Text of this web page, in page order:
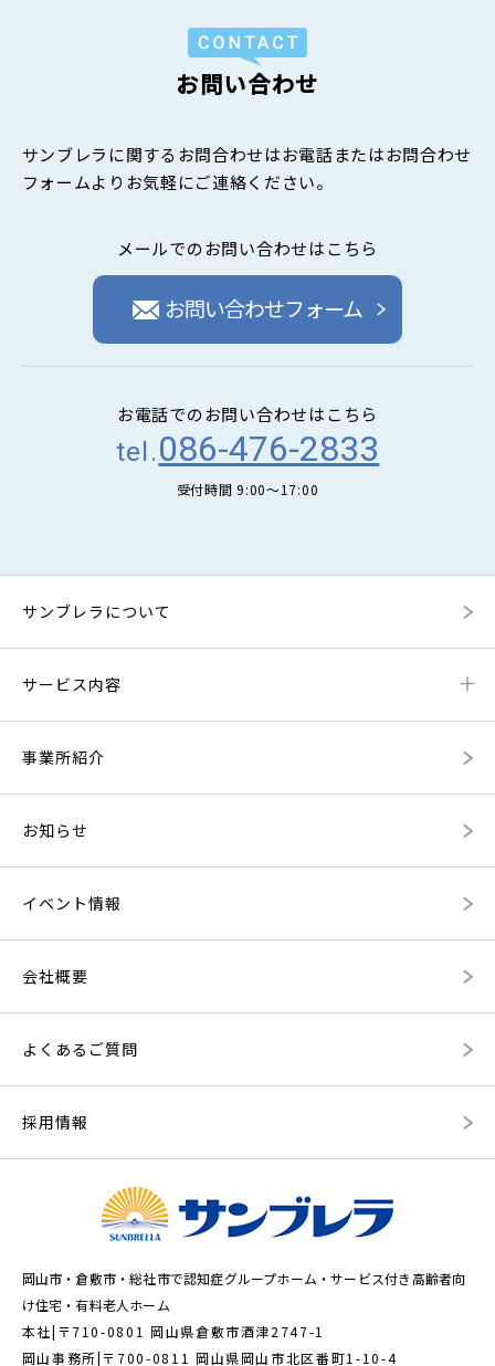
お問い合わせ
サンブレラに関するお問合わせはお電話またはお問合わせ
フォームよりお気軽にご連絡ください。
お電話でのお問い合わせはこちら
tel.086-476-2833
受付時間 9:00〜17:00
メールでのお問い合わせはこちら
お問い合わせフォーム
サンブレラについて
サービス内容
事業所紹介
お知らせ
イベント情報
会社概要
よくあるご質問
採用情報
岡山市・倉敷市・総社市で認知症グループホーム・サービス付き高齢者向
け住宅・有料老人ホーム
本社|〒710-0801 岡山県倉敷市酒津2747-1
岡山事務所|〒700-0811 岡山県岡山市北区番町1-10-4